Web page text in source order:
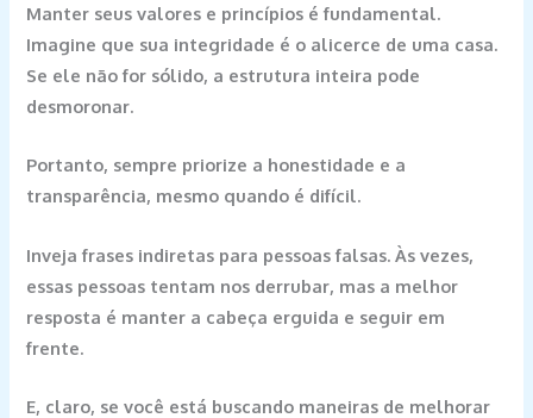
Manter seus valores e princípios é fundamental.
Imagine que sua integridade é o alicerce de uma casa.
Se ele não for sólido, a estrutura inteira pode
desmoronar.
Portanto, sempre priorize a honestidade e a
transparência, mesmo quando é difícil.
Inveja frases indiretas para pessoas falsas. Às vezes,
essas pessoas tentam nos derrubar, mas a melhor
resposta é manter a cabeça erguida e seguir em
frente.
E, claro, se você está buscando maneiras de melhorar